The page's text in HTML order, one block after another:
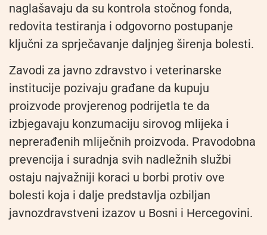
naglašavaju da su kontrola stočnog fonda,
redovita testiranja i odgovorno postupanje
ključni za sprječavanje daljnjeg širenja bolesti.
Zavodi za javno zdravstvo i veterinarske
institucije pozivaju građane da kupuju
proizvode provjerenog podrijetla te da
izbjegavaju konzumaciju sirovog mlijeka i
neprerađenih mliječnih proizvoda. Pravodobna
prevencija i suradnja svih nadležnih službi
ostaju najvažniji koraci u borbi protiv ove
bolesti koja i dalje predstavlja ozbiljan
javnozdravstveni izazov u Bosni i Hercegovini.